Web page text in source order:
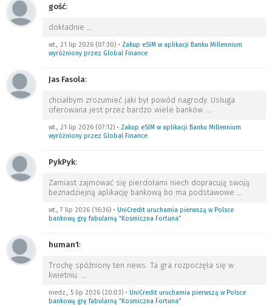
gość:
dokładnie …
wt., 21 lip 2026 (07:30) • Zakup eSIM w aplikacji Banku Millennium
wyróżniony przez Global Finance
Jas Fasola:
chciałbym zrozumieć jaki był powód nagrody. Usługa
oferowana jest przez bardzo wiele banków. …
wt., 21 lip 2026 (07:12) • Zakup eSIM w aplikacji Banku Millennium
wyróżniony przez Global Finance
PykPyk:
Zamiast zajmować się pierdołami niech dopracują swoją
beznadziejną aplikację bankową bo ma podstawowe …
wt., 7 lip 2026 (16:36) • UniCredit uruchamia pierwszą w Polsce
bankową grę fabularną “Kosmiczna Fortuna”
human1:
Trochę spóźniony ten news. Ta gra rozpoczęła się w
kwietniu. …
niedz., 5 lip 2026 (20:03) • UniCredit uruchamia pierwszą w Polsce
bankową grę fabularną “Kosmiczna Fortuna”